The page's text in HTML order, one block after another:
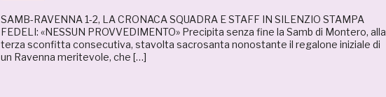
SAMB-RAVENNA 1-2, LA CRONACA SQUADRA E STAFF IN SILENZIO STAMPA
FEDELI: «NESSUN PROVVEDIMENTO» Precipita senza fine la Samb di Montero, alla
terza sconfitta consecutiva, stavolta sacrosanta nonostante il regalone iniziale di
un Ravenna meritevole, che […]